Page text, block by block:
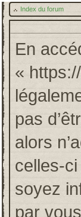
Index du forum
En
«
pas
alors
celles-
soyez
par